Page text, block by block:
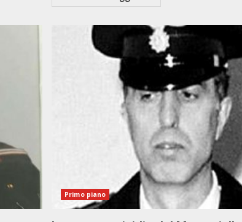
Primo piano